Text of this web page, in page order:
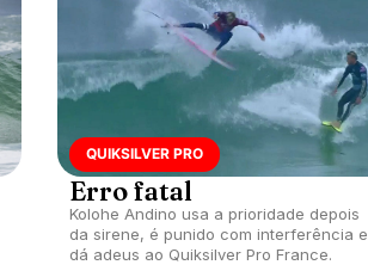
QUIKSILVER PRO
Erro fatal
Kolohe Andino usa a prioridade depois
da sirene, é punido com interferência e
dá adeus ao Quiksilver Pro France.